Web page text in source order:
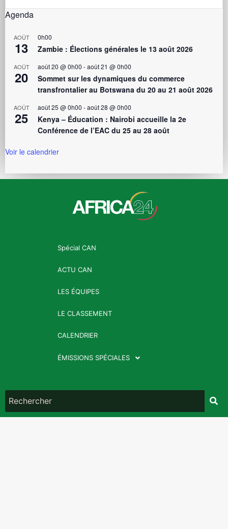
Agenda
AOÛT
13
0h00
Zambie : Élections générales le 13 août 2026
AOÛT
20
août 20 @ 0h00 -août 21 @ 0h00
Sommet sur les dynamiques du commerce
transfrontalier au Botswana du 20 au 21 août 2026
AOÛT
25
août 25 @ 0h00 -août 28 @ 0h00
Kenya – Éducation : Nairobi accueille la 2e
Conférence de l’EAC du 25 au 28 août
Voir le calendrier
Spécial CAN
ACTU CAN
LES ÉQUIPES
LE CLASSEMENT
CALENDRIER
ÉMISSIONS SPÉCIALES